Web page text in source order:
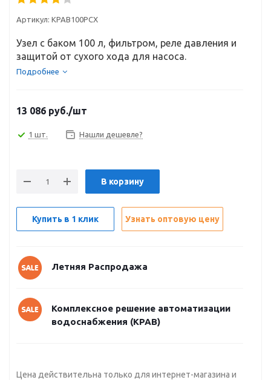
Артикул: КРАВ100РСХ
Узел с баком 100 л, фильтром, реле давления и
защитой от сухого хода для насоса.
Подробнее
13 086 руб./шт
1 шт. Нашли дешевле?
В корзину
Купить в 1 клик Узнать оптовую цену
Летняя Распродажа
Комплексное решение автоматизации
водоснабжения (КРАВ)
Цена действительна только для интернет-магазина и